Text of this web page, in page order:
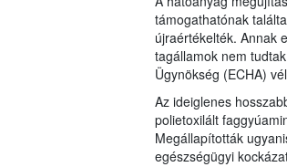
támogathatónak
újraértékelték. Annak
tagállamok nem
Ügynökség (ECHA)
Az ideiglenes
polietoxilált
Megállapították
egészségügyi